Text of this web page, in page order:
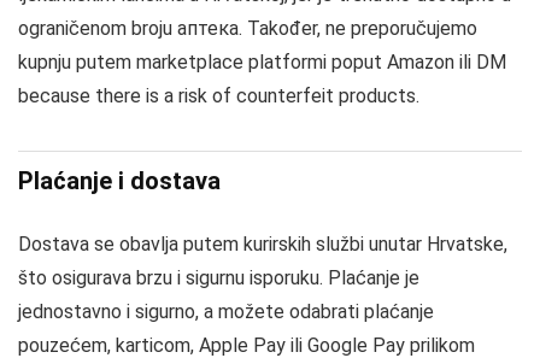
ograničenom broju аптека. Također, ne preporučujemo
kupnju putem marketplace platformi poput Amazon ili DM
because there is a risk of counterfeit products.
Plaćanje i dostava
Dostava se obavlja putem kurirskih službi unutar Hrvatske,
što osigurava brzu i sigurnu isporuku. Plaćanje je
jednostavno i sigurno, a možete odabrati plaćanje
pouzećem, karticom, Apple Pay ili Google Pay prilikom